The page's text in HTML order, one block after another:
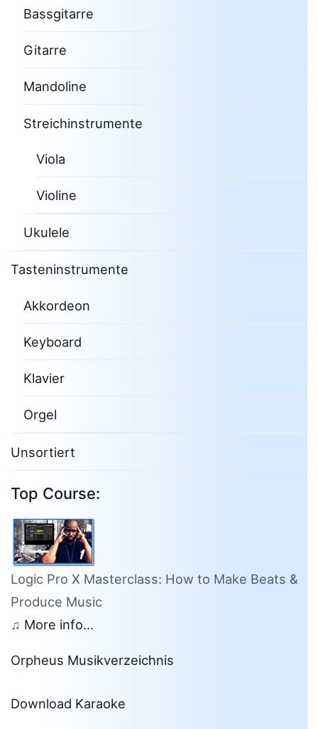
Bassgitarre
Gitarre
Mandoline
Streichinstrumente
Viola
Violine
Ukulele
Tasteninstrumente
Akkordeon
Keyboard
Klavier
Orgel
Unsortiert
Top Course:
Logic Pro X Masterclass: How to Make Beats &
Produce Music
♫ More info...
Orpheus Musikverzeichnis
Download Karaoke